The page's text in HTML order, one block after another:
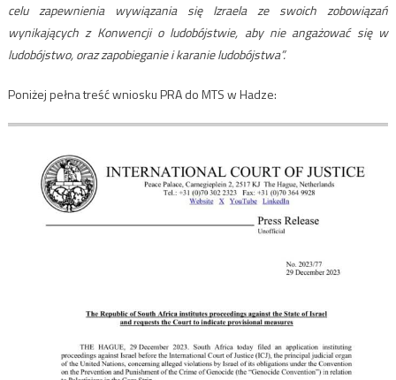
celu zapewnienia wywiązania się Izraela ze swoich zobowiązań
wynikających z Konwencji o ludobójstwie, aby nie angażować się w
ludobójstwo, oraz zapobieganie i karanie ludobójstwa”.
Poniżej pełna treść wniosku PRA do MTS w Hadze: